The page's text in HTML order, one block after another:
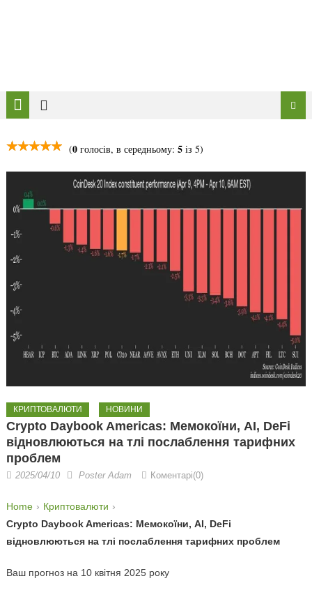
(0голосів, в середньому: 5із 5)
КРИПТОВАЛЮТИ НОВИНИ
Crypto Daybook Americas: Мемокоїни, AI, DeFi
відновлюються на тлі послаблення тарифних
проблем
2025/04/10 Poster Adam Коментарі(0)
Home
Криптовалюти
Crypto Daybook Americas: Мемокоїни, AI, DeFi
відновлюються на тлі послаблення тарифних проблем
Ваш прогноз на 10 квітня 2025 року